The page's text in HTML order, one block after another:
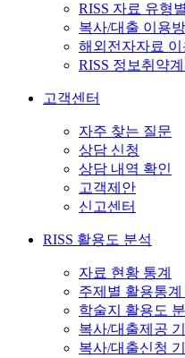
RISS 자료 유형
복사/대출 이용
해외전자자료 이
RISS 정보취약
고객센터
자주 찾는 질문
상담 신청
상담 내역 확인
고객제안
신고센터
RISS 활용도 분석
자료 현황 통계
주제별 활용통계
학술지 활용도
복사/대출제공
복사/대출신청